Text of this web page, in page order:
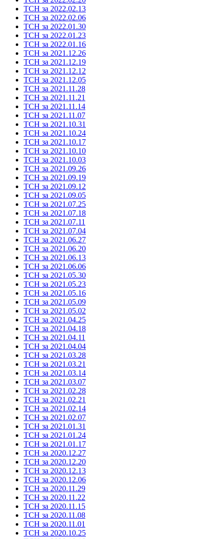
ТСН за 2022.02.13
ТСН за 2022.02.06
ТСН за 2022.01.30
ТСН за 2022.01.23
ТСН за 2022.01.16
ТСН за 2021.12.26
ТСН за 2021.12.19
ТСН за 2021.12.12
ТСН за 2021.12.05
ТСН за 2021.11.28
ТСН за 2021.11.21
ТСН за 2021.11.14
ТСН за 2021.11.07
ТСН за 2021.10.31
ТСН за 2021.10.24
ТСН за 2021.10.17
ТСН за 2021.10.10
ТСН за 2021.10.03
ТСН за 2021.09.26
ТСН за 2021.09.19
ТСН за 2021.09.12
ТСН за 2021.09.05
ТСН за 2021.07.25
ТСН за 2021.07.18
ТСН за 2021.07.11
ТСН за 2021.07.04
ТСН за 2021.06.27
ТСН за 2021.06.20
ТСН за 2021.06.13
ТСН за 2021.06.06
ТСН за 2021.05.30
ТСН за 2021.05.23
ТСН за 2021.05.16
ТСН за 2021.05.09
ТСН за 2021.05.02
ТСН за 2021.04.25
ТСН за 2021.04.18
ТСН за 2021.04.11
ТСН за 2021.04.04
ТСН за 2021.03.28
ТСН за 2021.03.21
ТСН за 2021.03.14
ТСН за 2021.03.07
ТСН за 2021.02.28
ТСН за 2021.02.21
ТСН за 2021.02.14
ТСН за 2021.02.07
ТСН за 2021.01.31
ТСН за 2021.01.24
ТСН за 2021.01.17
ТСН за 2020.12.27
ТСН за 2020.12.20
ТСН за 2020.12.13
ТСН за 2020.12.06
ТСН за 2020.11.29
ТСН за 2020.11.22
ТСН за 2020.11.15
ТСН за 2020.11.08
ТСН за 2020.11.01
ТСН за 2020.10.25